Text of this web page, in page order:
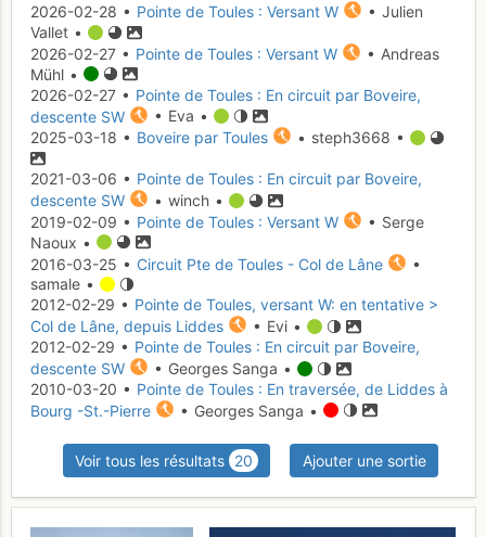
2026-02-28 • Pointe de Toules : Versant W
• Julien
Vallet •
2026-02-27 • Pointe de Toules : Versant W
• Andreas
Mühl •
2026-02-27 • Pointe de Toules : En circuit par Boveire,
descente SW
• Eva •
2025-03-18 • Boveire par Toules • steph3668 •
2021-03-06 • Pointe de Toules : En circuit par Boveire,
descente SW
• winch •
2019-02-09 • Pointe de Toules : Versant W
• Serge
Naoux •
2016-03-25 • Circuit Pte de Toules - Col de Lâne
•
samale •
2012-02-29 • Pointe de Toules, versant W: en tentative >
Col de Lâne, depuis Liddes
• Evi •
2012-02-29 • Pointe de Toules : En circuit par Boveire,
descente SW
• Georges Sanga •
2010-03-20 • Pointe de Toules : En traversée, de Liddes à
Bourg -St.-Pierre
• Georges Sanga •
Voir tous les résultats 20 Ajouter une sortie